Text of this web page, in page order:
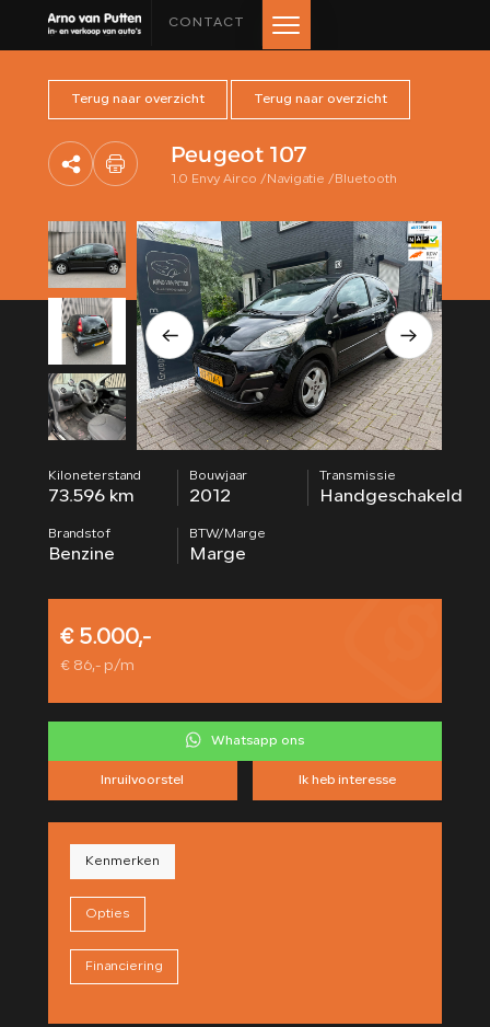
CONTACT
HOME
AANBOD
LEASE AANBOD
DIENSTEN
VERKOCHT
OVER ONS
BEOORDELINGEN
CONTACT
Terug naar overzicht Terug naar overzicht
Peugeot 107
1.0 Envy Airco /Navigatie /Bluetooth
Kiloneterstand
73.596 km
Bouwjaar
2012
Transmissie
Handgeschakeld
Brandstof
Benzine
BTW/Marge
Marge
€ 5.000,-
€ 86,- p/m
Whatsapp ons
Inruilvoorstel Ik heb interesse
Kenmerken
Opties
Financiering